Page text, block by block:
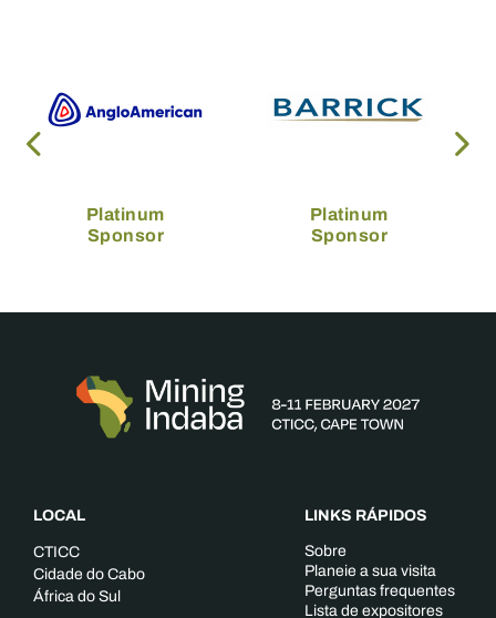
Platinum
Sponsor
Platinum
Sponsor
LOCAL
CTICC
Cidade do Cabo
África do Sul
LINKS RÁPIDOS
Sobre
Planeie a sua visita
Perguntas frequentes
Lista de expositores